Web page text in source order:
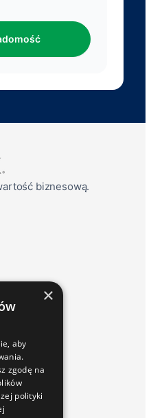
biznesową.
×
aby
zgodę na
polityki